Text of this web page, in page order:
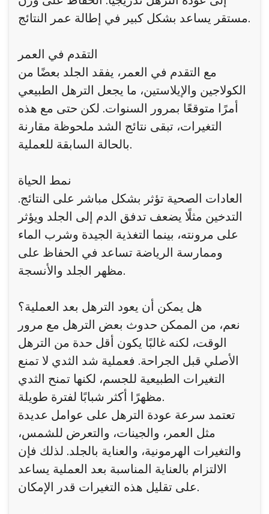
مستقر يساعد بشكل كبير في إطالة عمر النتائج.
التقدم في العمر
مع التقدم في العمر، يفقد الجلد بعضًا من
الكولاجين والإيلاستين، ما يجعل الترهل الطبيعي
أمرًا متوقعًا بمرور السنوات. لكن حتى مع هذه
التغيرات، تبقى نتائج الشد ملحوظة مقارنة
بالحالة السابقة للعملية.
نمط الحياة
العادات الصحية تؤثر بشكل مباشر على النتائج.
التدخين مثلًا يضعف تدفق الدم إلى الجلد ويؤثر
على مرونته، بينما التغذية الجيدة وشرب الماء
وممارسة الرياضة تساعد في الحفاظ على
مظهر الجلد والأنسجة.
هل يمكن أن يعود الترهل بعد العملية؟
نعم، من الممكن حدوث بعض الترهل مع مرور
الوقت، لكنه غالبًا يكون أقل حدة من الترهل
الأصلي قبل الجراحة. فعملية شد الثدي لا تمنع
التغيرات الطبيعية للجسم، لكنها تمنح الثدي
مظهرًا أكثر شبابًا لفترة طويلة.
تعتمد سرعة عودة الترهل على عوامل عديدة
مثل العمر، والجينات، والتعرض للشمس،
والتغيرات الهرمونية، والعناية بالجلد. لذلك فإن
الالتزام بالعناية المناسبة بعد العملية يساعد
على تقليل هذه التغيرات قدر الإمكان.